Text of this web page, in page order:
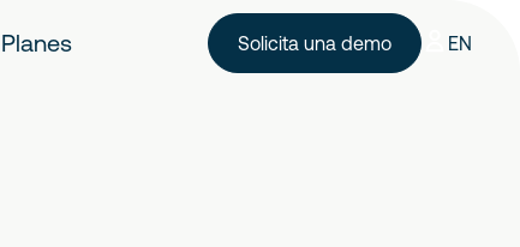
Planes Solicita una demo EN